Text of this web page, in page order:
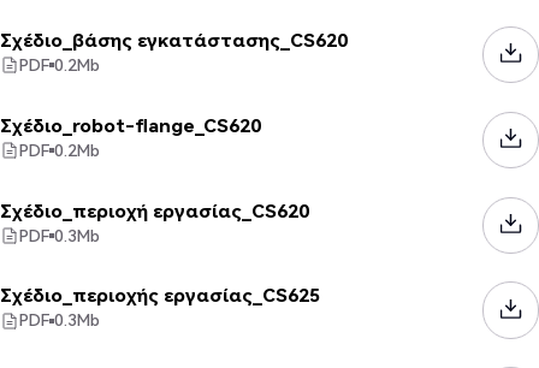
Σχέδιο_βάσης εγκατάστασης_CS620
PDF 0.2Mb
Σχέδιο_robot-flange_CS620
PDF 0.2Mb
Σχέδιο_περιοχή εργασίας_CS620
PDF 0.3Mb
Σχέδιο_περιοχής εργασίας_CS625
PDF 0.3Mb